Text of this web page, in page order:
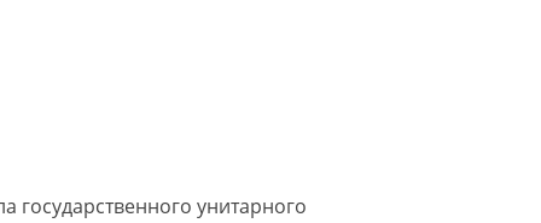
государственного унитарного